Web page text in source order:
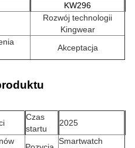
KW296
Rozwój technologii
Kingwear
Akceptacja
Czas
startu
2025
Smartwatch